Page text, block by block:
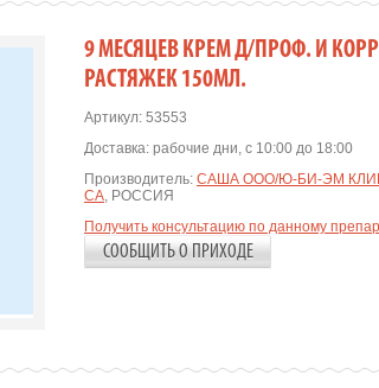
9 МЕСЯЦЕВ КРЕМ Д/ПРОФ. И
РАСТЯЖЕК 150МЛ.
Артикул: 53553
Доставка: рабочие дни, с 10:00 до 18:00
Производитель: САША ООО/Ю-БИ-ЭМ
СА, РОССИЯ
Получить консультацию по данному
СООБЩИТЬ О ПРИХОДЕ